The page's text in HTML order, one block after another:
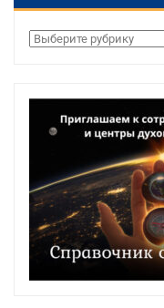
Рубрики